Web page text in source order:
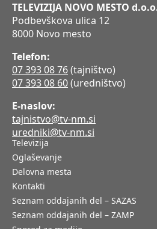
TELEVIZIJA NOVO MESTO
Podbevškova ulica 12
8000 Novo mesto
Telefon:
07 393 08 76(tajništvo)
07 393 08 60(uredništvo)
E-naslov:
tajnistvo@tv-nm.si
uredniki@tv-nm.si
Televizija
Oglaševanje
Delovna mesta
Kontakti
Seznam oddajanih del – SAZAS
Seznam oddajanih del – ZAMP